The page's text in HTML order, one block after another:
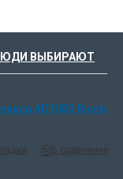
ВЫБИРАЮТ
AD1000 Ricoh
В сравнение